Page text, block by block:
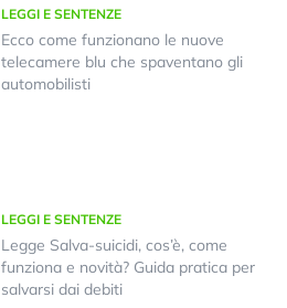
LEGGI E SENTENZE
Ecco come funzionano le nuove
telecamere blu che spaventano gli
automobilisti
LEGGI E SENTENZE
Legge Salva-suicidi, cos’è, come
funziona e novità? Guida pratica per
salvarsi dai debiti